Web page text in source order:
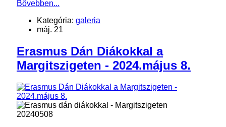
Bővebben...
Kategória: galeria
máj. 21
Erasmus Dán Diákokkal a
Margitszigeten - 2024.május 8.